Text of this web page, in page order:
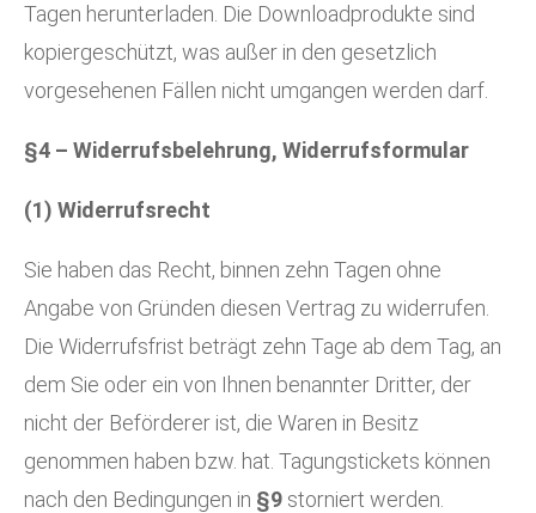
Tagen herunterladen. Die Downloadprodukte sind
kopiergeschützt, was außer in den gesetzlich
vorgesehenen Fällen nicht umgangen werden darf.
§4 – Widerrufsbelehrung, Widerrufsformular
(1) Widerrufsrecht
Sie haben das Recht, binnen zehn Tagen ohne
Angabe von Gründen diesen Vertrag zu widerrufen.
Die Widerrufsfrist beträgt zehn Tage ab dem Tag, an
dem Sie oder ein von Ihnen benannter Dritter, der
nicht der Beförderer ist, die Waren in Besitz
genommen haben bzw. hat. Tagungstickets können
nach den Bedingungen in §9 storniert werden.